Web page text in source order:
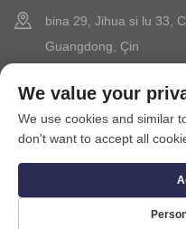
bina 29, Jihua si lu 33,
Guangdong, Çin
Telif Hakkı © 2025 FOSHAN
Gizlilik Politikası
We value your
We use cookies and similar
don't want to accept all